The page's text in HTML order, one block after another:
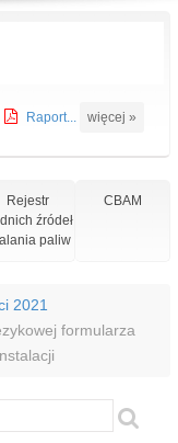
Raport... więcej »
Rejestr
źródeł
paliw
CBAM
2021
formularza